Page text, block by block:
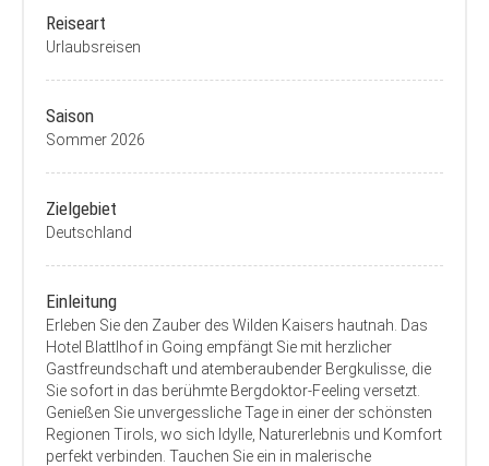
Reiseart
Urlaubsreisen
Saison
Sommer 2026
Zielgebiet
Deutschland
Einleitung
Erleben Sie den Zauber des Wilden Kaisers hautnah. Das
Hotel Blattlhof in Going empfängt Sie mit herzlicher
Gastfreundschaft und atemberaubender Bergkulisse, die
Sie sofort in das berühmte Bergdoktor-Feeling versetzt.
Genießen Sie unvergessliche Tage in einer der schönsten
Regionen Tirols, wo sich Idylle, Naturerlebnis und Komfort
perfekt verbinden. Tauchen Sie ein in malerische